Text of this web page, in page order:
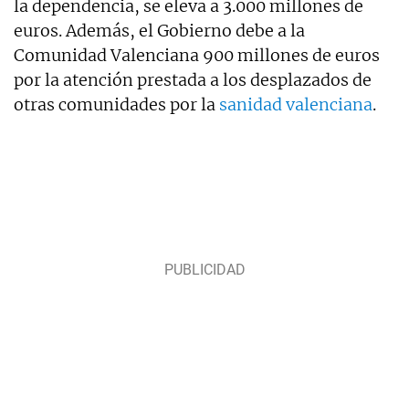
la dependencia, se eleva a 3.000 millones de
euros. Además, el Gobierno debe a la
Comunidad Valenciana 900 millones de euros
por la atención prestada a los desplazados de
otras comunidades por la sanidad valenciana.